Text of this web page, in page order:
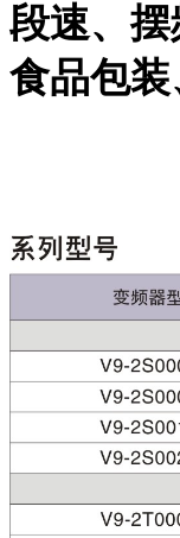
段速、
食品包